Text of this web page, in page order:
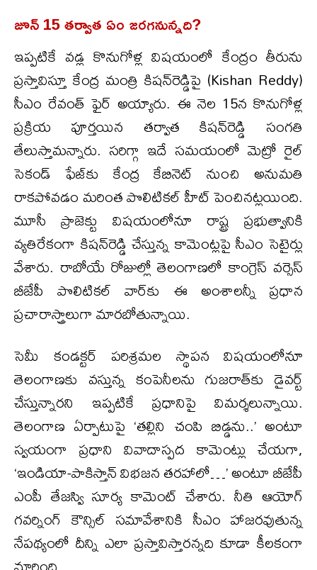
జూన్ 15 తర్వాత ఏం జరగనున్నది?
ఇప్పటికే వడ్ల కొనుగోళ్ల విషయంలో కేంద్రం తీరును
ప్రస్తావిస్తూ కేంద్ర మంత్రి కిషన్‌రెడ్డిపై (Kishan Reddy)
సీఎం రేవంత్ ఫైర్ అయ్యారు. ఈ నెల 15న కొనుగోళ్ల
ప్రక్రియ పూర్తయిన తర్వాత కిషన్‌రెడ్డి సంగతి
తేలుస్తామన్నారు. సరిగ్గా ఇదే సమయంలో మెట్రో రైల్
సెకండ్ ఫేజ్‌కు కేంద్ర కేబినెట్ నుంచి అనుమతి
రాకపోవడం మరింత పొలిటికల్ హీట్ పెంచినట్లయింది.
మూసీ ప్రాజెక్టు విషయంలోనూ రాష్ట్ర ప్రభుత్వానికి
వ్యతిరేకంగా కిషన్‌రెడ్డి చేస్తున్న కామెంట్లపై సీఎం సెటైర్లు
వేశారు. రాబోయే రోజుల్లో తెలంగాణలో కాంగ్రెస్ వర్సెస్
బీజేపీ పొలిటికల్ వార్‌కు ఈ అంశాలన్నీ ప్రధాన
ప్రచారాస్త్రాలుగా మారబోతున్నాయి.
సెమీ కండక్టర్ పరిశ్రమల స్థాపన విషయంలోనూ
తెలంగాణకు వస్తున్న కంపెనీలను గుజరాత్‌కు డైవర్ట్
చేస్తున్నారని ఇప్పటికే ప్రధానిపై విమర్శలున్నాయి.
తెలంగాణ ఏర్పాటుపై ‘తల్లిని చంపి బిడ్డను..’ అంటూ
స్వయంగా ప్రధాని వివాదాస్పద కామెంట్లు చేయగా,
‘ఇండియా-పాకిస్తాన్ విభజన తరహాలో…’ అంటూ బీజేపీ
ఎంపీ తేజస్వి సూర్య కామెంట్ చేశారు. నీతి ఆయోగ్
గవర్నింగ్ కౌన్సిల్ సమావేశానికి సీఎం హాజరవుతున్న
నేపథ్యంలో దీన్ని ఎలా ప్రస్తావిస్తారన్నది కూడా కీలకంగా